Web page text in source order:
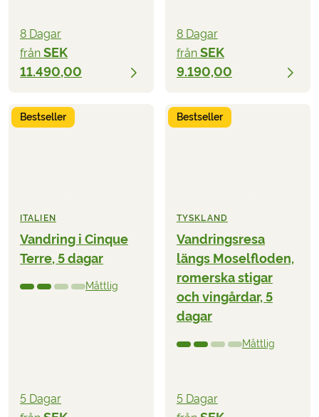
8 Dagar
från SEK
11.490,00
8 Dagar
från SEK
9.190,00
Bestseller
ITALIEN
Vandring i Cinque
Terre, 5 dagar
Måttlig
5 Dagar
Bestseller
TYSKLAND
Vandringsresa
längs Moselfloden,
romerska stigar
och vingårdar, 5
dagar
Måttlig
5 Dagar